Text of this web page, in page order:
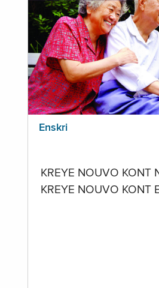
Enskri
KREYE NOUVO KONT
KREYE NOUVO KONT